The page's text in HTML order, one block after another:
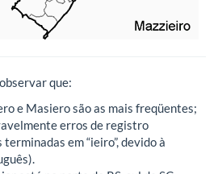
que:
e Masiero são as mais freqüentes;
erros de registro
em “ieiro”, devido à